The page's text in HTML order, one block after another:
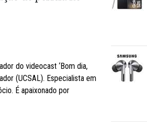
do videocast ‘Bom dia,
(UCSAL). Especialista em
É apaixonado por